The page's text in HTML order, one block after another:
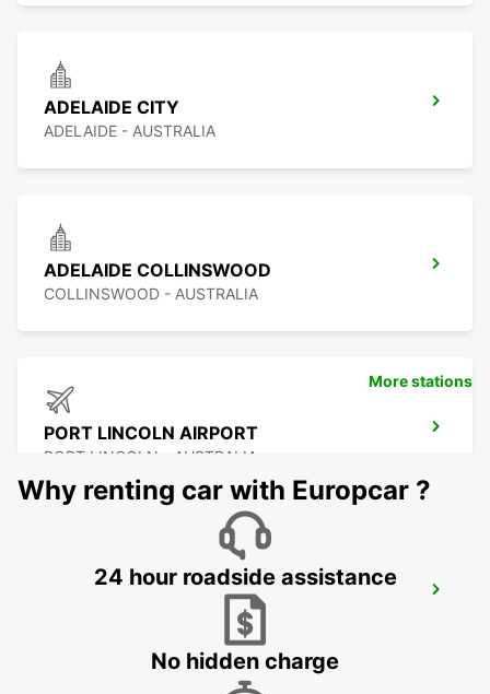
ADELAIDE CITY
ADELAIDE - AUSTRALIA
ADELAIDE COLLINSWOOD
COLLINSWOOD - AUSTRALIA
PORT LINCOLN AIRPORT
PORT LINCOLN - AUSTRALIA
More stations
Why renting car with Europcar ?
24 hour roadside assistance
No hidden charge